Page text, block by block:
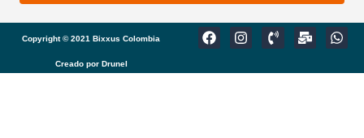
Copyright © 2021 Bixxus Colombia F
a
e
I
n
t
P
h
n
M
a
l
W
h
t
Creado por Drunel